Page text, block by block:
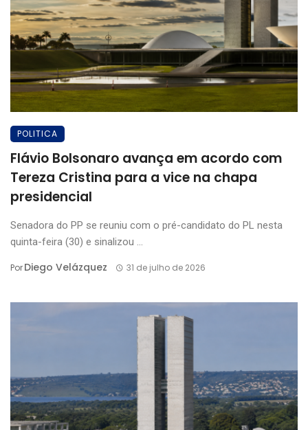
POLITICA
Flávio Bolsonaro avança em acordo com
Tereza Cristina para a vice na chapa
presidencial
Senadora do PP se reuniu com o pré-candidato do PL nesta
quinta-feira (30) e sinalizou ...
PorDiego Velázquez 31 de julho de 2026